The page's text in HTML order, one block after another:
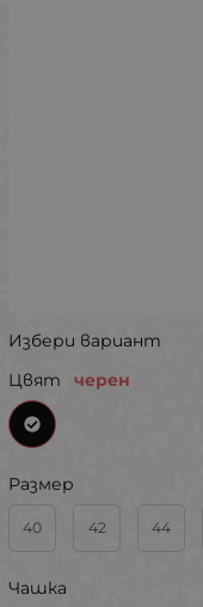
Избери вариант
Цвят
черен
Размер
40 42 44
Чашка